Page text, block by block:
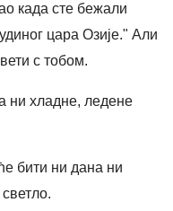
када сте бежали
цара Озије." Али
с тобом.
ни хладне, ледене
бити ни дана ни